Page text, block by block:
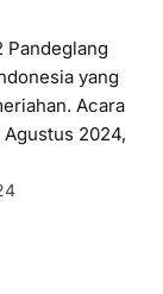
Pandeglang
yang
Acara
2024,